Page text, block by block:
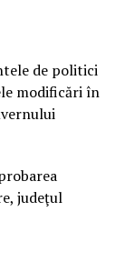
de politici
modificări în
judeţul